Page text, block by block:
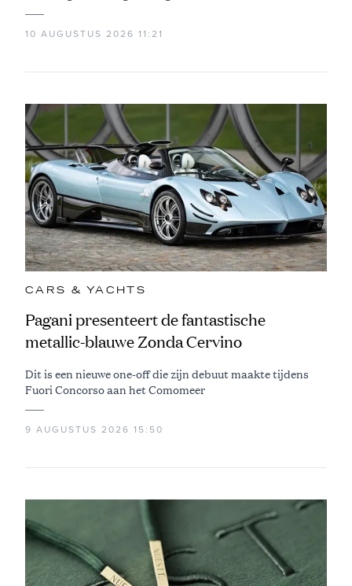
10 AUGUSTUS 2026 11:21
CARS & YACHTS
Pagani presenteert de fantastische
metallic-blauwe Zonda Cervino
Dit is een nieuwe one-off die zijn debuut maakte tijdens
Fuori Concorso aan het Comomeer
9 AUGUSTUS 2026 15:50